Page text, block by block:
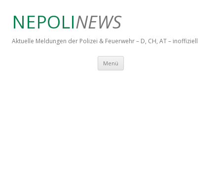
NEPOLINEWS
Aktuelle Meldungen der Polizei & Feuerwehr – D, CH, AT – inoffiziell
Menü Springe zum Inhalt